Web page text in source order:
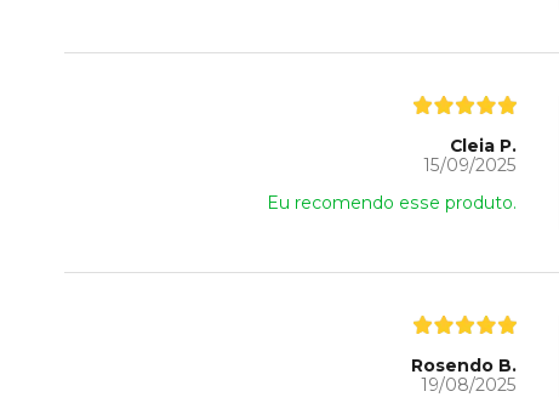
Cleia P.
15/09/2025
Eu recomendo esse produto.
Rosendo B.
19/08/2025